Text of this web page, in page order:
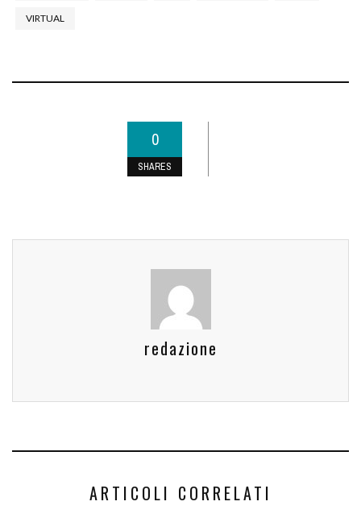
VIRTUAL
0
SHARES
redazione
ARTICOLI CORRELATI